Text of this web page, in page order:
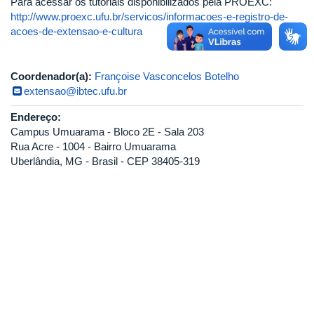
http://www.proexc.ufu.br/servicos/informacoes-e-registro-de-
acoes-de-extensao-e-cultura
Coordenador(a): Françoise Vasconcelos Botelho
extensao@ibtec.ufu.br
Endereço:
Campus Umuarama - Bloco 2E - Sala 203
Rua Acre - 1004 - Bairro Umuarama
Uberlândia, MG - Brasil - CEP 38405-319